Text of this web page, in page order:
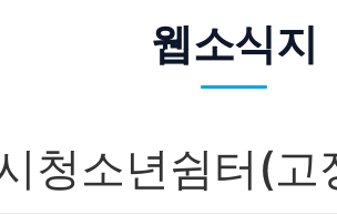
웹소식지
청소년쉼터(고